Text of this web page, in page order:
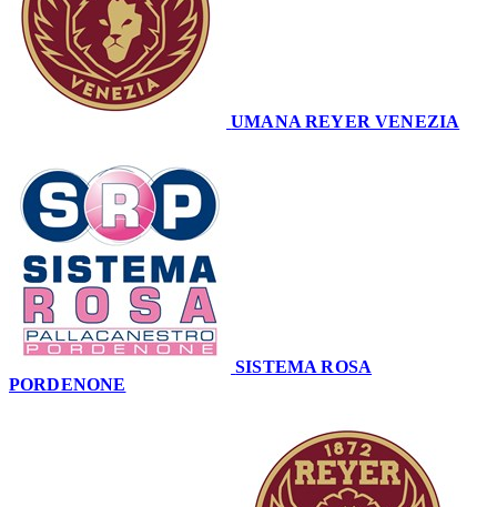
UMANA REYER VENEZIA
SISTEMA ROSA
PORDENONE